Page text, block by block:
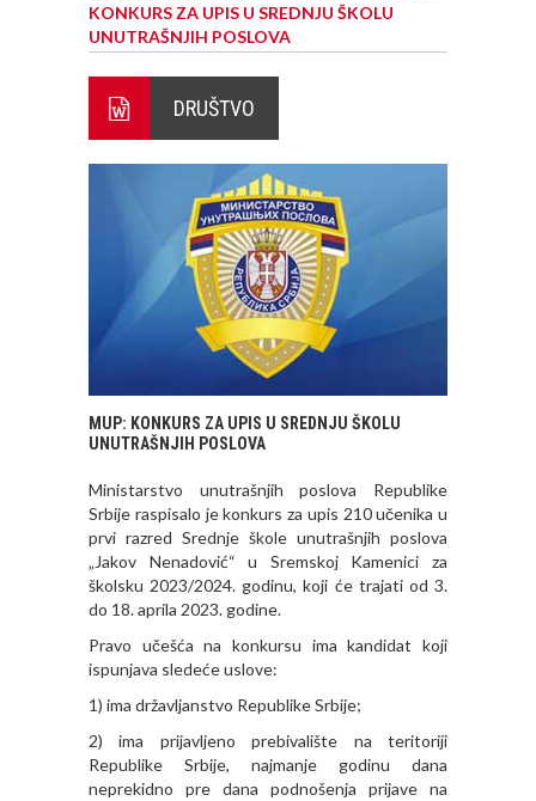
KONKURS ZA UPIS U SREDNJU ŠKOLU
UNUTRAŠNJIH POSLOVA
DRUŠTVO
MUP: KONKURS ZA UPIS U SREDNJU ŠKOLU
UNUTRAŠNJIH POSLOVA
Ministarstvo unutrašnjih poslova Republike
Srbije raspisalo je konkurs za upis 210 učenika u
prvi razred Srednje škole unutrašnjih poslova
„Jakov Nenadović“ u Sremskoj Kamenici za
školsku 2023/2024. godinu, koji će trajati od 3.
do 18. aprila 2023. godine.
Pravo učešća na konkursu ima kandidat koji
ispunjava sledeće uslove:
1) ima državljanstvo Republike Srbije;
2) ima prijavljeno prebivalište na teritoriji
Republike Srbije, najmanje godinu dana
neprekidno pre dana podnošenja prijave na